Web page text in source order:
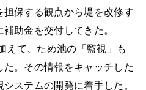
担保する観点から堤を改修す
助金を交付してきた。
えて、ため池の「監視」も
。その情報をキャッチした
ステムの開発に着手した。